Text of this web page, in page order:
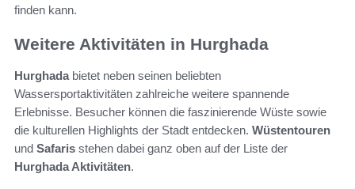
finden kann.
Weitere Aktivitäten in Hurghada
Hurghadabietet neben seinen beliebten
Wassersportaktivitäten zahlreiche weitere spannende
Erlebnisse. Besucher können die faszinierende Wüste sowie
die kulturellen Highlights der Stadt entdecken. Wüstentouren
und Safaris stehen dabei ganz oben auf der Liste der
Hurghada Aktivitäten.